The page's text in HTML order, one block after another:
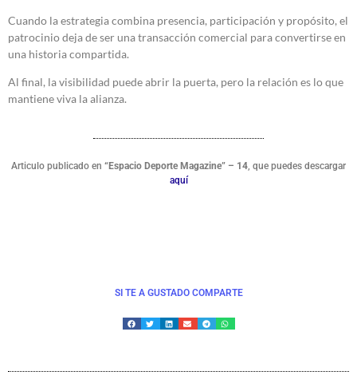
Cuando la estrategia combina presencia, participación y propósito, el
patrocinio deja de ser una transacción comercial para convertirse en
una historia compartida.
Al final, la visibilidad puede abrir la puerta, pero la relación es lo que
mantiene viva la alianza.
Articulo publicado en “Espacio Deporte Magazine” – 14, que puedes descargar
aquí
SI TE A GUSTADO COMPARTE